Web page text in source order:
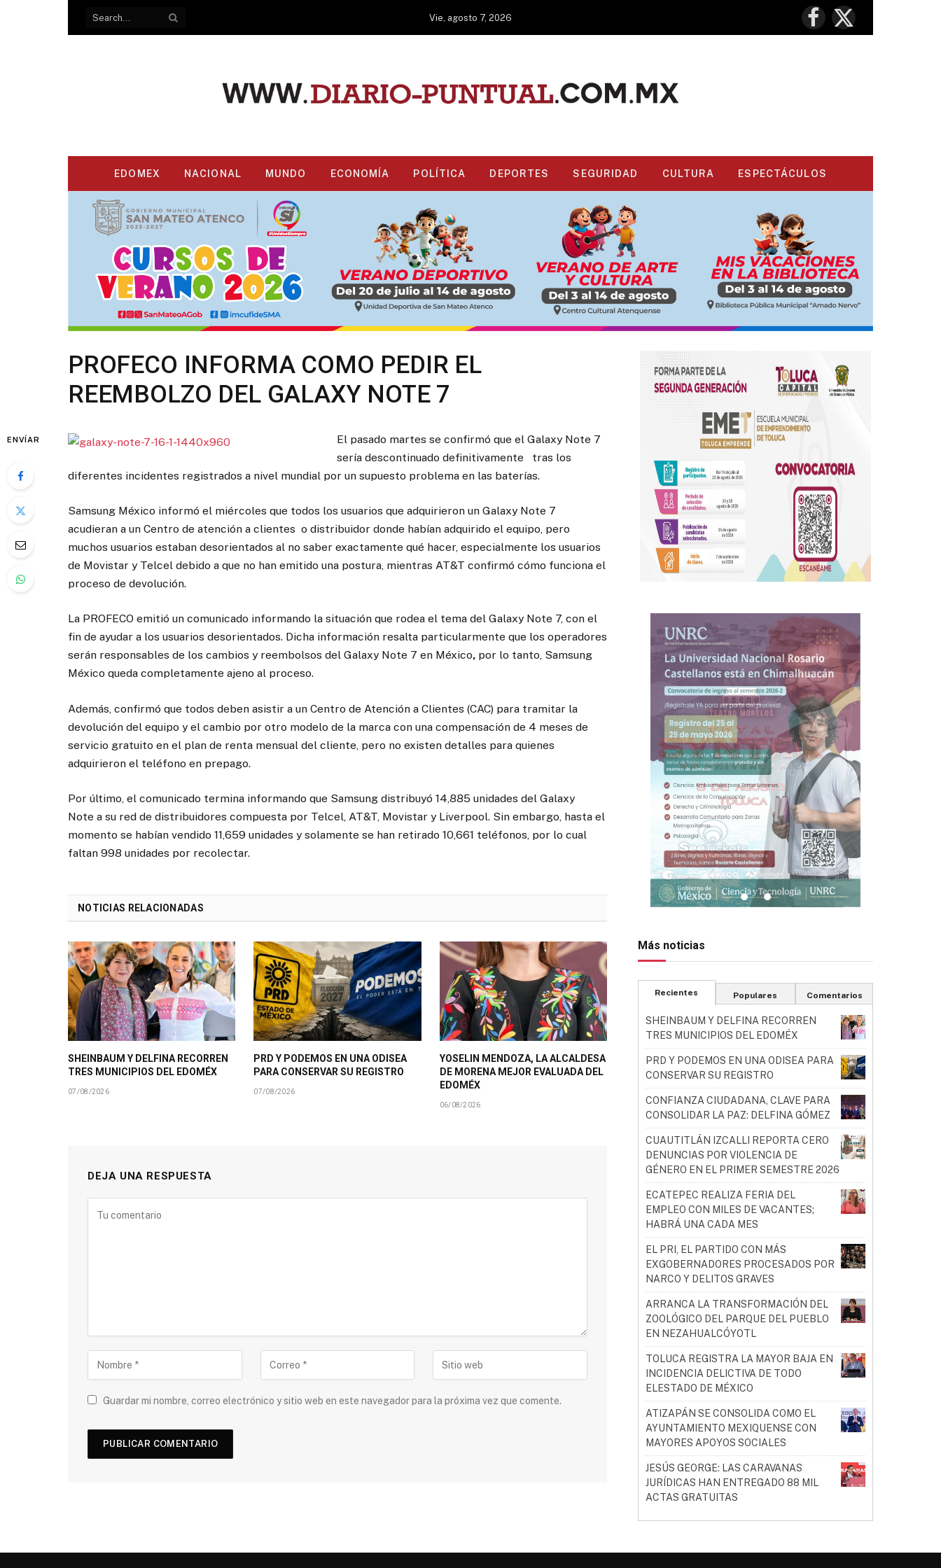
Vie, agosto 7, 2026
Facebook
X
(Twitter)
EDOMEX NACIONAL MUNDO ECONOMÍA POLÍTICA DEPORTES SEGURIDAD CULTURA ESPECTÁCULOS
PROFECO INFORMA COMO PEDIR EL
REEMBOLZO DEL GALAXY NOTE 7
ENVÍAR
El pasado martes se confirmó que el Galaxy Note 7
sería descontinuado definitivamente tras los
diferentes incidentes registrados a nivel mundial por un supuesto problema en las baterías.
Samsung México informó el miércoles que todos los usuarios que adquirieron un Galaxy Note 7
acudieran a un Centro de atención a clientes o distribuidor donde habían adquirido el equipo, pero
muchos usuarios estaban desorientados al no saber exactamente qué hacer, especialmente los usuarios
de Movistar y Telcel debido a que no han emitido una postura, mientras AT&T confirmó cómo funciona el
proceso de devolución.
La PROFECO emitió un comunicado informando la situación que rodea el tema del Galaxy Note 7, con el
fin de ayudar a los usuarios desorientados. Dicha información resalta particularmente que los operadores
serán responsables de los cambios y reembolsos del Galaxy Note 7 en México, por lo tanto, Samsung
México queda completamente ajeno al proceso.
Además, confirmó que todos deben asistir a un Centro de Atención a Clientes (CAC) para tramitar la
devolución del equipo y el cambio por otro modelo de la marca con una compensación de 4 meses de
servicio gratuito en el plan de renta mensual del cliente, pero no existen detalles para quienes
adquirieron el teléfono en prepago.
Por último, el comunicado termina informando que Samsung distribuyó 14,885 unidades del Galaxy
Note a su red de distribuidores compuesta por Telcel, AT&T, Movistar y Liverpool. Sin embargo, hasta el
momento se habían vendido 11,659 unidades y solamente se han retirado 10,661 teléfonos, por lo cual
faltan 998 unidades por recolectar.
NOTICIAS RELACIONADAS
SHEINBAUM Y DELFINA RECORREN
TRES MUNICIPIOS DEL EDOMÉX
07/08/2026
PRD Y PODEMOS EN UNA ODISEA
PARA CONSERVAR SU REGISTRO
07/08/2026
YOSELIN MENDOZA, LA ALCALDESA
DE MORENA MEJOR EVALUADA DEL
EDOMÉX
06/08/2026
DEJA UNA RESPUESTA
Guardar mi nombre, correo electrónico y sitio web en este navegador para la próxima vez que comente.
Más noticias
Recientes Populares Comentarios
SHEINBAUM Y DELFINA RECORREN
TRES MUNICIPIOS DEL EDOMÉX
PRD Y PODEMOS EN UNA ODISEA PARA
CONSERVAR SU REGISTRO
CONFIANZA CIUDADANA, CLAVE PARA
CONSOLIDAR LA PAZ: DELFINA GÓMEZ
CUAUTITLÁN IZCALLI REPORTA CERO
DENUNCIAS POR VIOLENCIA DE
GÉNERO EN EL PRIMER SEMESTRE 2026
ECATEPEC REALIZA FERIA DEL
EMPLEO CON MILES DE VACANTES;
HABRÁ UNA CADA MES
EL PRI, EL PARTIDO CON MÁS
EXGOBERNADORES PROCESADOS POR
NARCO Y DELITOS GRAVES
ARRANCA LA TRANSFORMACIÓN DEL
ZOOLÓGICO DEL PARQUE DEL PUEBLO
EN NEZAHUALCÓYOTL
TOLUCA REGISTRA LA MAYOR BAJA EN
INCIDENCIA DELICTIVA DE TODO
ELESTADO DE MÉXICO
ATIZAPÁN SE CONSOLIDA COMO EL
AYUNTAMIENTO MEXIQUENSE CON
MAYORES APOYOS SOCIALES
JESÚS GEORGE: LAS CARAVANAS
JURÍDICAS HAN ENTREGADO 88 MIL
ACTAS GRATUITAS